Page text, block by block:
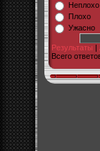
Неплохо
Плохо
Ужасно
Результаты |
Всего